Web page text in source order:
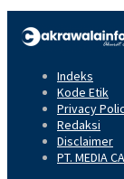
Indeks
Kode Etik
Privacy
Redaksi
Disclaimer
PT. MEDIA